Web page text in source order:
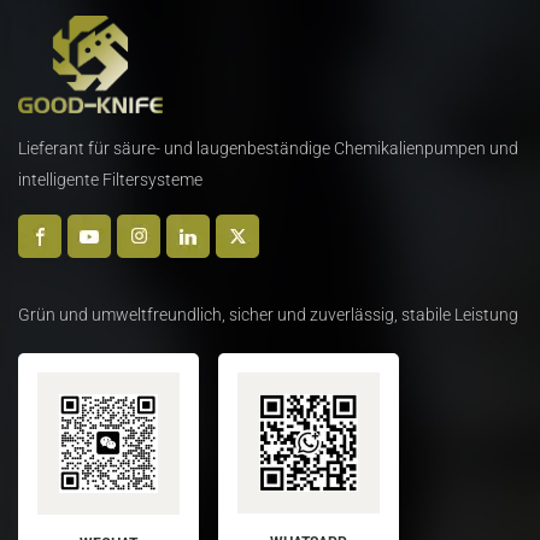
für geradlinige Schneiden
von Stahlschrott
Lieferant für säure- und laugenbeständige Chemikalienpumpen und
intelligente Filtersysteme
Grün und umweltfreundlich, sicher und zuverlässig, stabile Leistung